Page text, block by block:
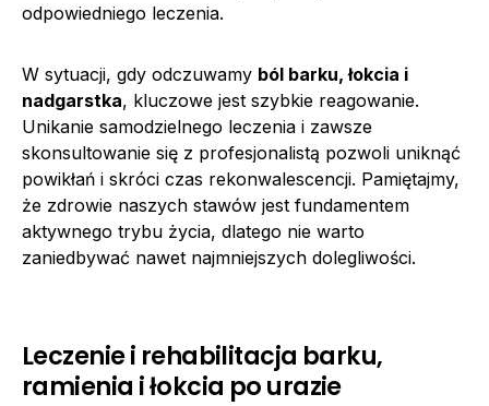
odpowiedniego leczenia.
W sytuacji, gdy odczuwamy ból barku, łokcia i
nadgarstka, kluczowe jest szybkie reagowanie.
Unikanie samodzielnego leczenia i zawsze
skonsultowanie się z profesjonalistą pozwoli uniknąć
powikłań i skróci czas rekonwalescencji. Pamiętajmy,
że zdrowie naszych stawów jest fundamentem
aktywnego trybu życia, dlatego nie warto
zaniedbywać nawet najmniejszych dolegliwości.
Leczenie i rehabilitacja barku,
ramienia i łokcia po urazie